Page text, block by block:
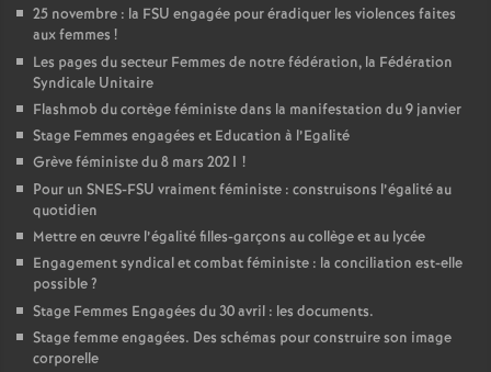
25 novembre : la FSU engagée pour éradiquer les violences faites
aux femmes !
Les pages du secteur Femmes de notre fédération, la Fédération
Syndicale Unitaire
Flashmob du cortège féministe dans la manifestation du 9 janvier
Stage Femmes engagées et Education à l’Egalité
Grève féministe du 8 mars 2021 !
Pour un SNES-FSU vraiment féministe : construisons l’égalité au
quotidien
Mettre en œuvre l’égalité filles-garçons au collège et au lycée
Engagement syndical et combat féministe : la conciliation est-elle
possible?
Stage Femmes Engagées du 30 avril : les documents.
Stage femme engagées. Des schémas pour construire son image
corporelle